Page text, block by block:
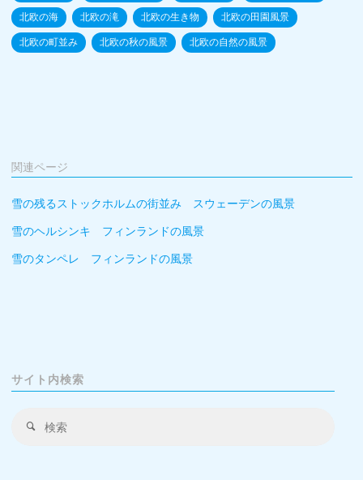
北欧の海 北欧の滝 北欧の生き物 北欧の田園風景
北欧の町並み 北欧の秋の風景 北欧の自然の風景
関連ページ
雪の残るストックホルムの街並み スウェーデンの風景
雪のヘルシンキ フィンランドの風景
雪のタンペレ フィンランドの風景
サイト内検索
検